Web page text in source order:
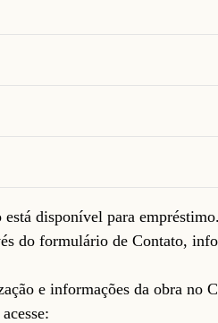
disponível para empréstimo.
do formulário deContato,
e informações da obra no